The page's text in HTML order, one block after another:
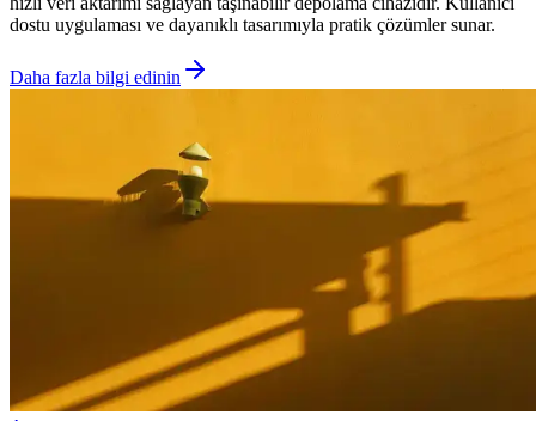
dostu uygulaması ve dayanıklı tasarımıyla pratik çözümler sunar.
Daha fazla bilgi edinin